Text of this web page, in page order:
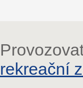
rekreační